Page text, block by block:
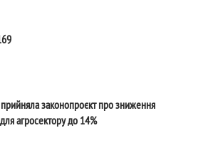
законопроєкт про зниження
агросектору до 14%